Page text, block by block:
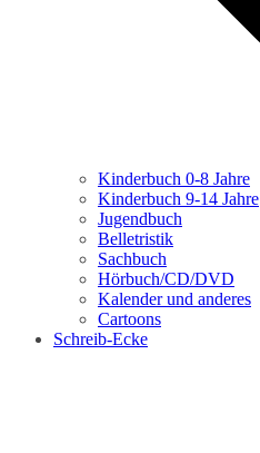
Kinderbuch 0-8 Jahre
Kinderbuch 9-14 Jahre
Jugendbuch
Belletristik
Sachbuch
Hörbuch/CD/DVD
Kalender und anderes
Cartoons
Schreib-Ecke